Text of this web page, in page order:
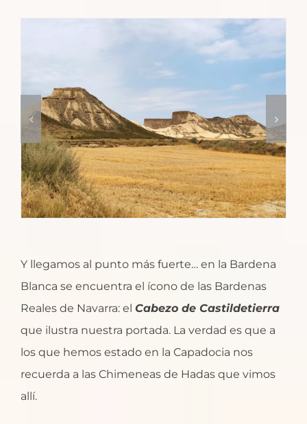
Y llegamos al punto más fuerte… en la Bardena
Blanca se encuentra el ícono de las Bardenas
Reales de Navarra: el Cabezo de Castildetierra
que ilustra nuestra portada. La verdad es que a
los que hemos estado en la Capadocia nos
recuerda a las Chimeneas de Hadas que vimos
allí.